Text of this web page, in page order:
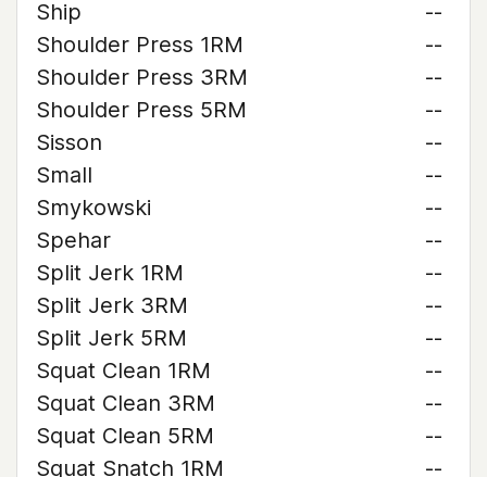
Ship
--
Shoulder Press 1RM
--
Shoulder Press 3RM
--
Shoulder Press 5RM
--
Sisson
--
Small
--
Smykowski
--
Spehar
--
Split Jerk 1RM
--
Split Jerk 3RM
--
Split Jerk 5RM
--
Squat Clean 1RM
--
Squat Clean 3RM
--
Squat Clean 5RM
--
Squat Snatch 1RM
--